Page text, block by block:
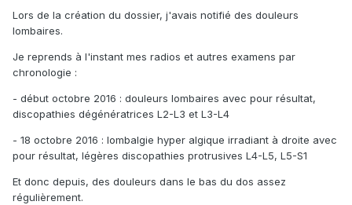
Lors de la création du dossier, j'avais notifié des douleurs
lombaires.
Je reprends à l'instant mes radios et autres examens par
chronologie :
- début octobre 2016 : douleurs lombaires avec pour résultat,
discopathies dégénératrices L2-L3 et L3-L4
- 18 octobre 2016 : lombalgie hyper algique irradiant à droite avec
pour résultat, légères discopathies protrusives L4-L5, L5-S1
Et donc depuis, des douleurs dans le bas du dos assez
régulièrement.